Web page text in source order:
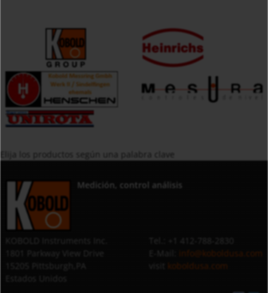
Elija los productos según una palabra clave
Medición, control análisis
info@koboldusa.com
koboldusa.com